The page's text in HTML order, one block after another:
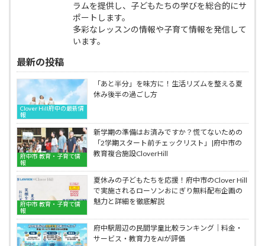
点
完
替
え、
プ
ロ
の
『名
入
れ』
で
新
学
期
を
笑
顔
で
始
ラムを提供し、子どもたちの学びを総合的にサ
ポートします。
多彩なレッスンの情報や子育て情報を発信して
います。
最新の投稿
Clover Hill府中の最新情
報
「あと半分」を味方に！生活リズムを整える夏
休み後半の過ごし方
府中市 教育・子育て情
報
新学期の準備はお済みですか？慌てないための
「2学期スタート前チェックリスト」|府中市の
教育複合施設CloverHill
府中市 教育・子育て情
報
夏休みの子どもたちを応援！府中市のClover Hill
で実施されるローソンおにぎり無料配布企画の
魅力と詳細を徹底解説
府中駅周辺の民間学童比較ランキング｜料金・
サービス・教育力をAIが評価